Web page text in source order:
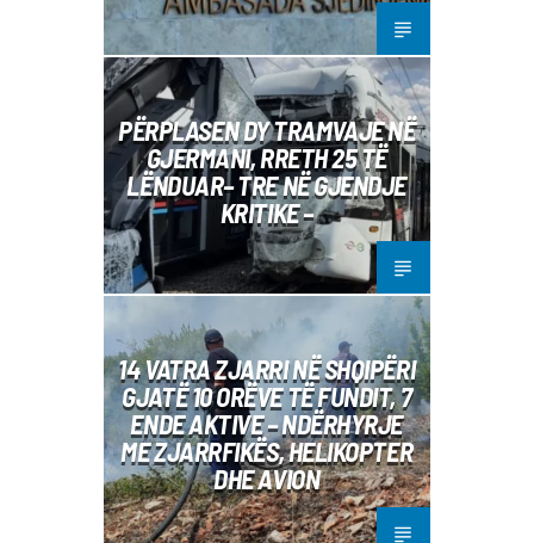
PËRPLASEN DY TRAMVAJE NË
GJERMANI, RRETH 25 TË
LËNDUAR– TRE NË GJENDJE
KRITIKE –
14 VATRA ZJARRI NË SHQIPËRI
GJATË 10 ORËVE TË FUNDIT, 7
ENDE AKTIVE – NDËRHYRJE
ME ZJARRFIKËS, HELIKOPTER
DHE AVION